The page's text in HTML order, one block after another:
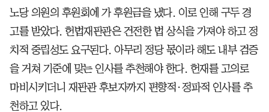
노당 의원의 후원회에 가 후원금을 냈다. 이로 인해 구두 경
고를 받았다. 헌법재판관은 건전한 법 상식을 가져야 하고 정
치적 중립성도 요구된다. 아무리 정당 몫이라 해도 내부 검증
을 거쳐 기준에 맞는 인사를 추천해야 한다. 헌재를 고의로
마비시키더니 재판관 후보자까지 편향적·정파적 인사를 추
천하고 있다.